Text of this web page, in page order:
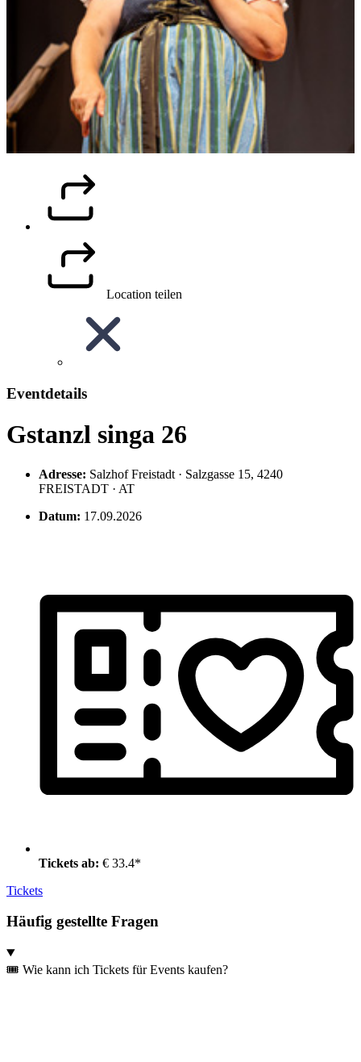
Location teilen
Eventdetails
Gstanzl singa 26
Adresse: Salzhof Freistadt · Salzgasse 15, 4240
FREISTADT · AT
Datum: 17.09.2026
Tickets ab: € 33.4*
Tickets
Häufig gestellte Fragen
🎟️ Wie kann ich Tickets für Events kaufen?